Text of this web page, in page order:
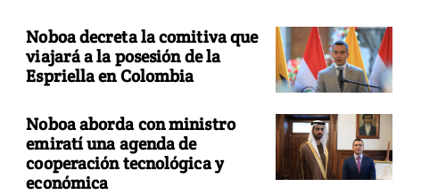
Noboa decreta la comitiva que
viajará a la posesión de la
Espriella en Colombia
Noboa aborda con ministro
emiratí una agenda de
cooperación tecnológica y
económica